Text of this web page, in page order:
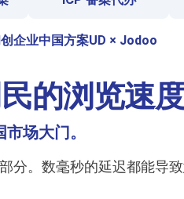
企业中国方案UD × Jodoo
的浏览速
场大门。
分。数毫秒的延迟都能导